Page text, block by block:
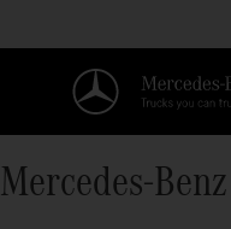
Mercedes-